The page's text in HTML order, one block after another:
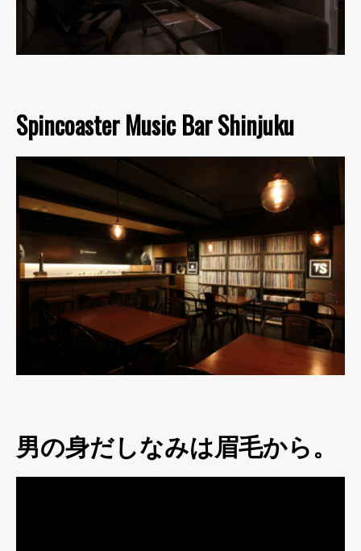
Spincoaster Music Bar Shinjuku
男の身だしなみは眉毛から。